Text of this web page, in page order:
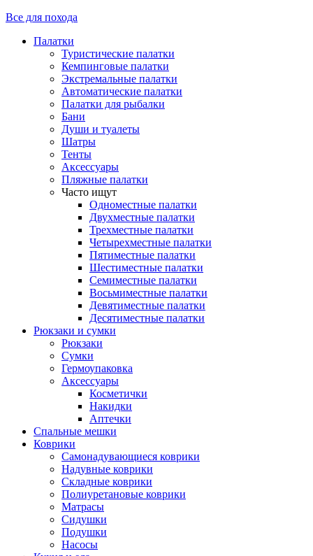
Все для похода
Палатки
Туристические палатки
Кемпинговые палатки
Экстремальные палатки
Автоматические палатки
Палатки для рыбалки
Бани
Души и туалеты
Шатры
Тенты
Аксессуары
Пляжные палатки
Часто ищут
Одноместные палатки
Двухместные палатки
Трехместные палатки
Четырехместные палатки
Пятиместные палатки
Шестиместные палатки
Семиместные палатки
Восьмиместные палатки
Девятиместные палатки
Десятиместные палатки
Рюкзаки и сумки
Рюкзаки
Сумки
Гермоупаковка
Аксессуары
Косметички
Накидки
Аптечки
Спальные мешки
Коврики
Самонадувающиеся коврики
Надувные коврики
Складные коврики
Полиуретановые коврики
Матрасы
Сидушки
Подушки
Насосы